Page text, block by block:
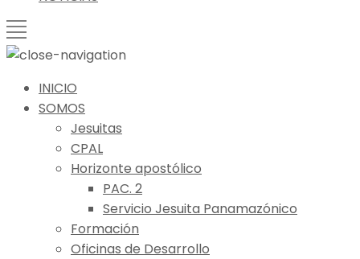
INICIO
SOMOS
Jesuitas
CPAL
Horizonte apostólico
PAC. 2
Servicio Jesuita Panamazónico
Formación
Oficinas de Desarrollo